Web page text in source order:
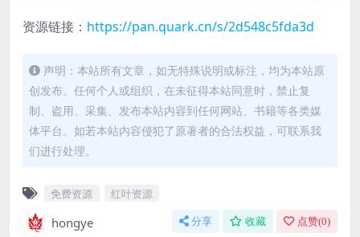
资源链接： https://pan.quark.cn/s/2d548c5fda3d
声明：本站所有文章，如无特殊说明或标注，均为本站原
创发布。任何个人或组织，在未征得本站同意时，禁止复
制、盗用、采集、发布本站内容到任何网站、书籍等各类媒
体平台。如若本站内容侵犯了原著者的合法权益，可联系我
们进行处理。
免费资源 红叶资源
hongye 分享 收藏 点赞(0)